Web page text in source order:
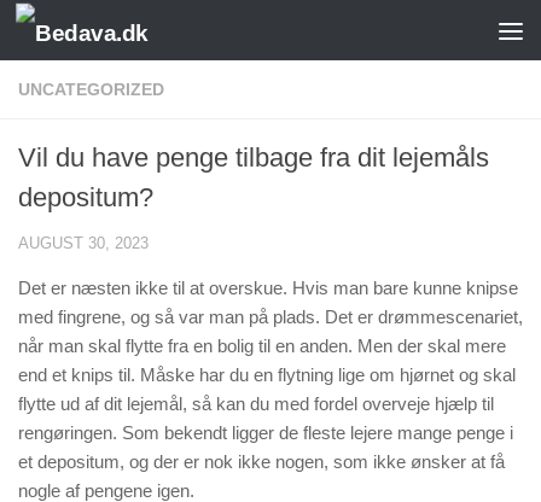
Skip to content
UNCATEGORIZED
Vil du have penge tilbage fra dit lejemåls
depositum?
AUGUST 30, 2023
Det er næsten ikke til at overskue. Hvis man bare kunne knipse
med fingrene, og så var man på plads. Det er drømmescenariet,
når man skal flytte fra en bolig til en anden. Men der skal mere
end et knips til. Måske har du en flytning lige om hjørnet og skal
flytte ud af dit lejemål, så kan du med fordel overveje hjælp til
rengøringen. Som bekendt ligger de fleste lejere mange penge i
et depositum, og der er nok ikke nogen, som ikke ønsker at få
nogle af pengene igen.